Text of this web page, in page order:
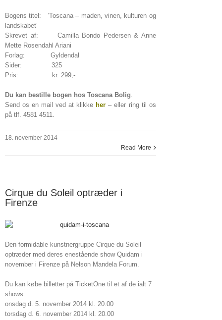
Bogens titel: ’Toscana – maden, vinen, kulturen og
landskabet’
Skrevet af: Camilla Bondo Pedersen & Anne
Mette Rosendahl Ariani
Forlag: Gyldendal
Sider: 325
Pris: kr. 299,-
Du kan bestille bogen hos Toscana Bolig.
Send os en mail ved at klikke her – eller ring til os
på tlf. 4581 4511.
18. november 2014
Read More
Cirque du Soleil optræder i
Firenze
Den formidable kunstnergruppe Cirque du Soleil
optræder med deres enestående show Quidam i
november i Firenze på Nelson Mandela Forum.
Du kan købe billetter på TicketOne til et af de ialt 7
shows:
onsdag d. 5. november 2014 kl. 20.00
torsdag d. 6. november 2014 kl. 20.00